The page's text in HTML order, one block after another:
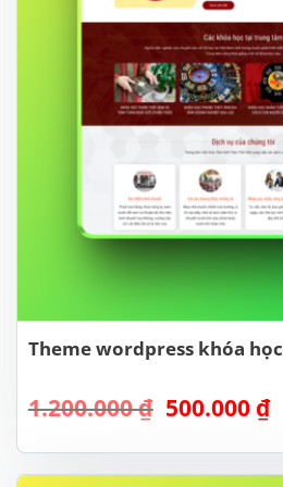
Theme wordpress khóa
1.200.000₫ Giá
là:
1.200.000 ₫.
500.000 ₫